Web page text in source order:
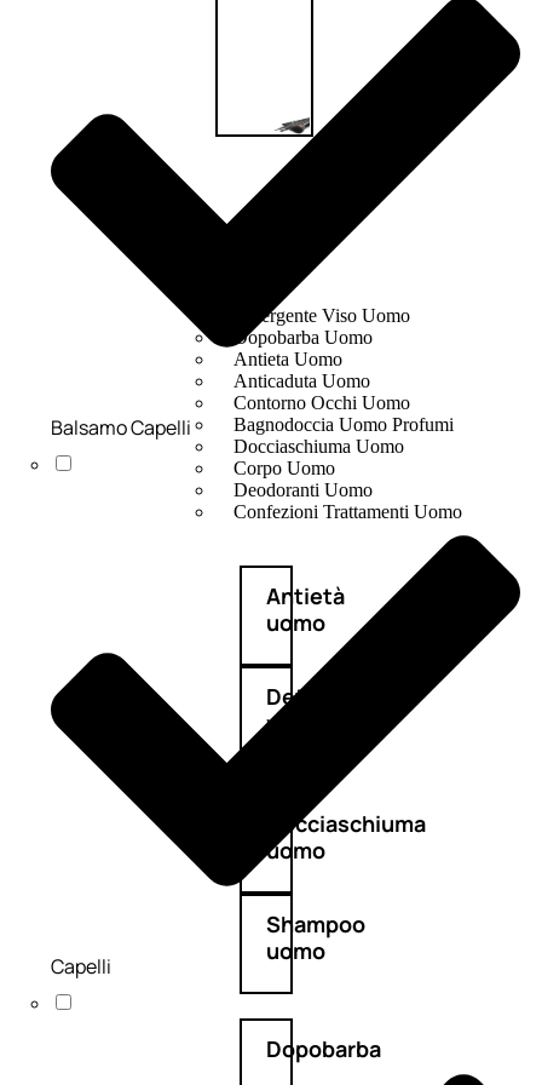
Detergente Viso Uomo
Dopobarba Uomo
Antieta Uomo
Anticaduta Uomo
Contorno Occhi Uomo
Bagnodoccia Uomo Profumi
Docciaschiuma Uomo
Corpo Uomo
Deodoranti Uomo
Confezioni Trattamenti Uomo
Antietà
uomo
Detergente
viso
Docciaschiuma
uomo
Shampoo
uomo
Dopobarba
Balsamo Capelli
Capelli